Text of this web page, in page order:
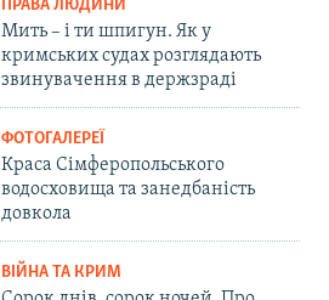
ПРАВА ЛЮДИНИ
Мить – і ти шпигун. Як у
кримських судах розглядають
звинувачення в держзраді
ФОТОГАЛЕРЕЇ
Краса Сімферопольського
водосховища та занедбаність
довкола
ВІЙНА ТА КРИМ